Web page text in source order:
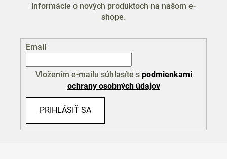
informácie o nových produktoch na našom e-
shope.
Email
Vložením e-mailu súhlasíte s podmienkami
ochrany osobných údajov
PRIHLÁSIŤ SA